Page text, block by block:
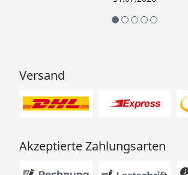
Versand
Akzeptierte Zahlungsarten